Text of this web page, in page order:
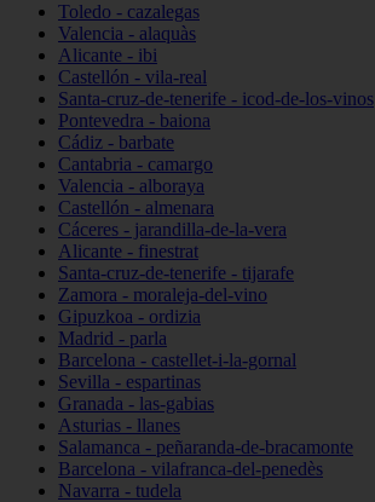
Toledo - cazalegas
Valencia - alaquàs
Alicante - ibi
Castellón - vila-real
Santa-cruz-de-tenerife - icod-de-los-vinos
Pontevedra - baiona
Cádiz - barbate
Cantabria - camargo
Valencia - alboraya
Castellón - almenara
Cáceres - jarandilla-de-la-vera
Alicante - finestrat
Santa-cruz-de-tenerife - tijarafe
Zamora - moraleja-del-vino
Gipuzkoa - ordizia
Madrid - parla
Barcelona - castellet-i-la-gornal
Sevilla - espartinas
Granada - las-gabias
Asturias - llanes
Salamanca - peñaranda-de-bracamonte
Barcelona - vilafranca-del-penedès
Navarra - tudela